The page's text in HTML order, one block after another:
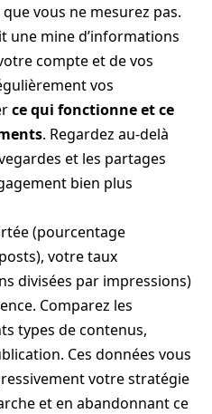
vous ne mesurez pas.
mine d’informations
compte et de vos
vos
ce qui fonctionne et ce
. Regardez au-delà
et les partages
bien plus
(pourcentage
votre taux
divisées par impressions)
Comparez les
types de contenus,
Ces données vous
votre stratégie
et en abandonnant ce